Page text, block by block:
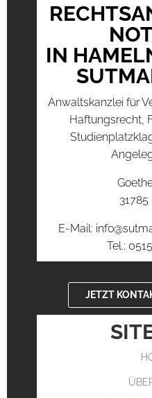
IN
Anwaltskanzlei für
Haftungsrecht,
E-Mail:
Tel.:
JETZT